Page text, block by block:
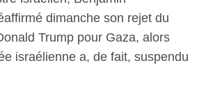
dimanche son rejet du
Trump pour Gaza, alors
israélienne a, de fait, suspendu